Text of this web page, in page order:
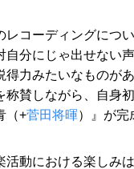
レコーディングにつ
自分にじゃ出せない
力みたいなものが
称賛しながら、自身
（+菅田将暉）』が完
活動における楽しみ